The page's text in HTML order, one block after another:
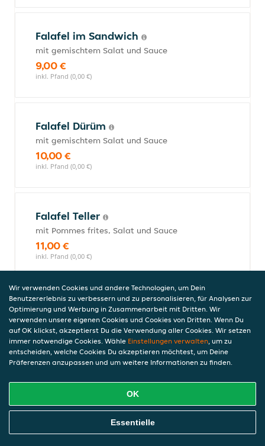
Falafel im Sandwich
mit gemischtem Salat und Sauce
9,00 €
inkl. Pfand (0,00 €)
Falafel Dürüm
mit gemischtem Salat und Sauce
10,00 €
inkl. Pfand (0,00 €)
Falafel Teller
mit Pommes frites, Salat und Sauce
11,00 €
inkl. Pfand (0,00 €)
Vegetarisches Sandwich
mit Salat und Sauce
8,00 €
inkl. Pfand (0,00 €)
mit Weichkäse, Salat und Sauce
inkl. Pfand (0,00 €)
Online Essen Bestellen
Wir verwenden Cookies und andere Technologien, um Dein
Benutzererlebnis zu verbessern und zu personalisieren, für Analysen zur
Optimierung und Werbung in Zusammenarbeit mit Dritten. Wir
verwenden unsere eigenen Cookies und Cookies von Dritten. Wenn Du
auf OK klickst, akzeptierst Du die Verwendung aller Cookies. Wir setzen
immer notwendige Cookies. Wähle Einstellungen verwalten, um zu
entscheiden, welche Cookies Du akzeptieren möchtest, um Deine
Präferenzen anzupassen und um weitere Informationen zu finden.
OK
Essentielle